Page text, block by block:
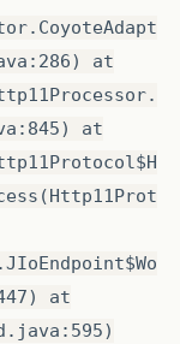
at
at
at